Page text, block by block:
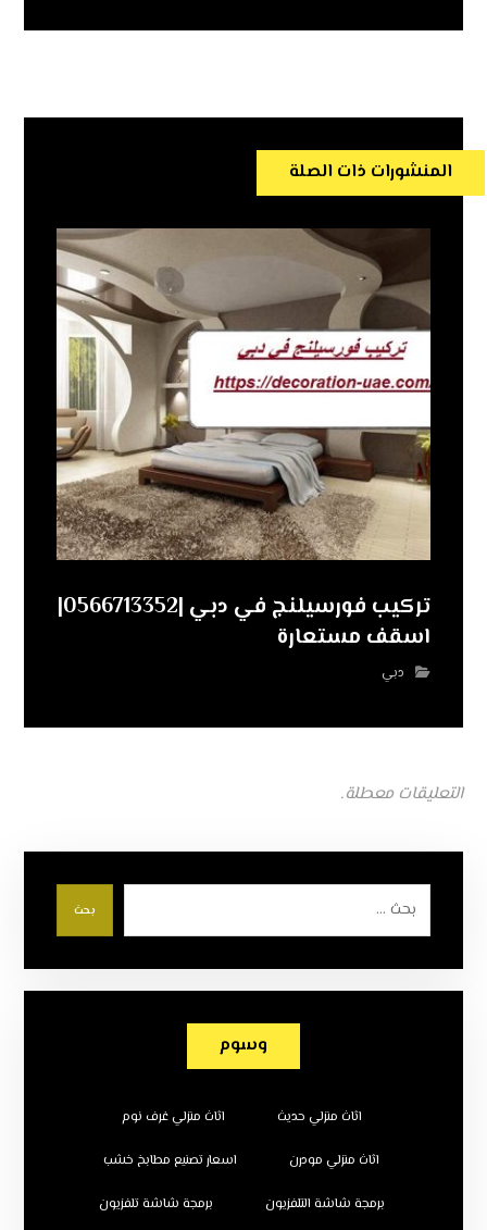
المنشورات ذات الصلة
تركيب فورسيلنج في دبي |0566713352|
اسقف مستعارة
دبي
التعليقات معطلة.
بحث
وسوم
اثاث منزلي حديث اثاث منزلي غرف نوم
اثاث منزلي مودرن اسعار تصنيع مطابخ خشب
برمجة شاشة التلفزيون برمجة شاشة تلفزيون